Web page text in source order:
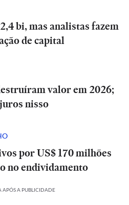
bi, mas analistas fazem
de capital
valor em 2026;
nisso
por US$ 170 milhões
no endividamento
APÓS A PUBLICIDADE